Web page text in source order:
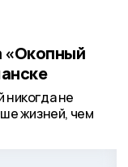
«Окопный
не
жизней, чем